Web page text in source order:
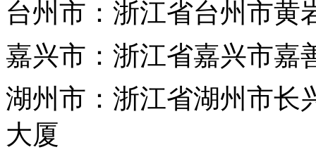
台州市：浙江省台州市黄
嘉兴市：浙江省嘉兴市嘉
湖州市：浙江省湖州市长
大厦